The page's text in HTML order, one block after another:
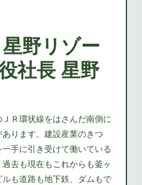
野リゾー
社長 星野
Ｒ環状線をはさんだ南側に
ります。建設産業のきつ
手に引き受けて働いている
去も現在もこれからも釜ヶ
も道路も地下鉄、ダムもで